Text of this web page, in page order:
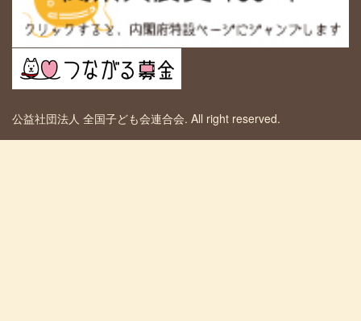
公益社団法人 全国子ども会連合会. All right reserved.